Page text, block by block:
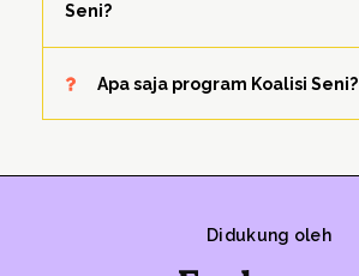
Seni?
Apa saja program Koalisi Seni?
Didukung oleh